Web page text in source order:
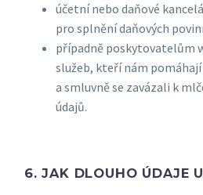
účetní nebo daňové
pro splnění daňových
případně poskytovatelům
služeb, kteří nám
a smluvně se zavázali k
údajů.
6. JAK DLOUHO ÚDAJE